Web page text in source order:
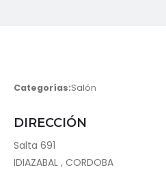
Categorías:Salón
DIRECCIÓN
Salta 691
IDIAZABAL , CORDOBA